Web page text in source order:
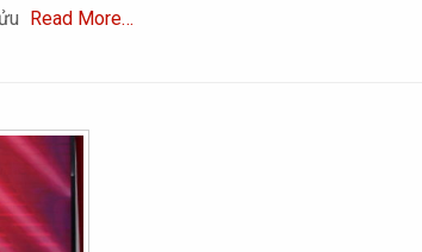
Read More…